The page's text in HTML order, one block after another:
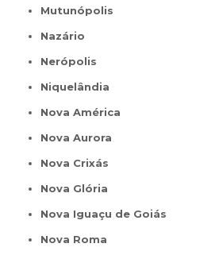
Mutunópolis
Nazário
Nerópolis
Niquelândia
Nova América
Nova Aurora
Nova Crixás
Nova Glória
Nova Iguaçu de Goiás
Nova Roma